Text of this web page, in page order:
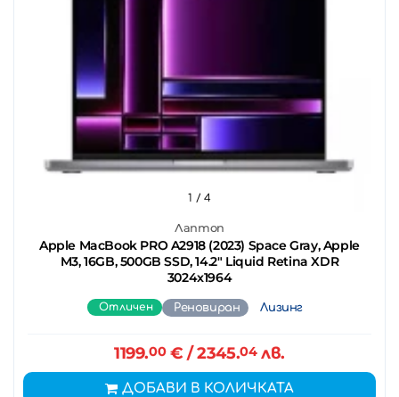
Лаптоп
Apple MacBook PRO A2918 (2023) Space Gray, Apple
M3, 16GB, 500GB SSD, 14.2" Liquid Retina XDR
3024x1964
1 / 4
Отличен Реновиран Лизинг
1199.00€ / 2345.04лв.
ДОБАВИ В КОЛИЧКАТА